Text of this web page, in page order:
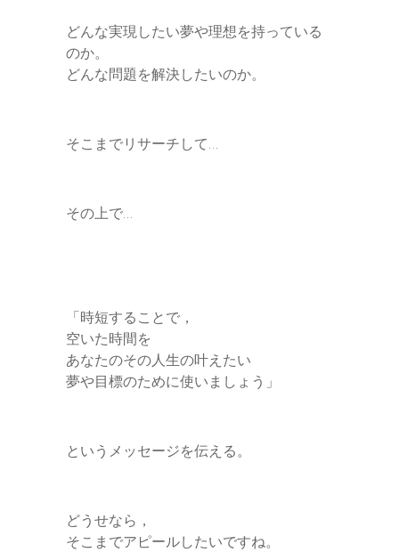
どんな実現したい夢や理想を持っている
のか。
どんな問題を解決したいのか。
そこまでリサーチして…
その上で…
「時短することで，
空いた時間を
あなたのその人生の叶えたい
夢や目標のために使いましょう」
というメッセージを伝える。
どうせなら，
そこまでアピールしたいですね。